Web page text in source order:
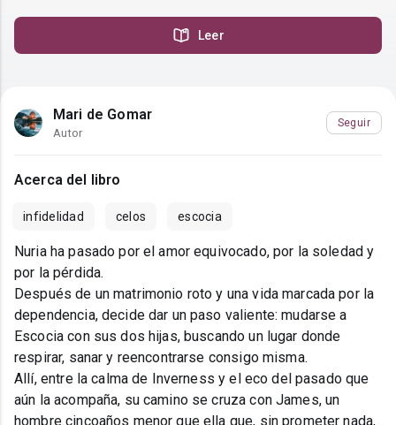
Leer
Mari de Gomar
Autor
Seguir
Acerca del libro
infidelidad celos escocia
Nuria ha pasado por el amor equivocado, por la soledad y
por la pérdida.
Después de un matrimonio roto y una vida marcada por la
dependencia, decide dar un paso valiente: mudarse a
Escocia con sus dos hijas, buscando un lugar donde
respirar, sanar y reencontrarse consigo misma.
Allí, entre la calma de Inverness y el eco del pasado que
aún la acompaña, su camino se cruza con James, un
hombre cincoaños menor que ella que, sin prometer nada,